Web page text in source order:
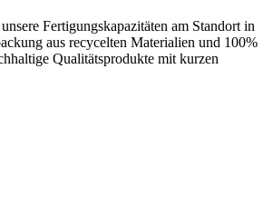
Fertigungskapazitäten am Standort in
aus recycelten Materialien und 100%
Qualitätsprodukte mit kurzen